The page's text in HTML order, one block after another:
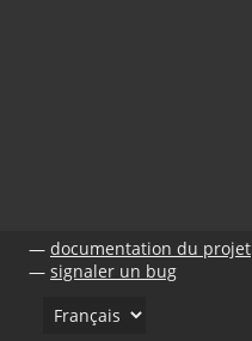
documentation du projet
signaler un bug